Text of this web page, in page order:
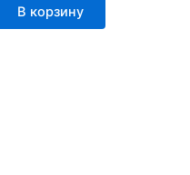
В корзину